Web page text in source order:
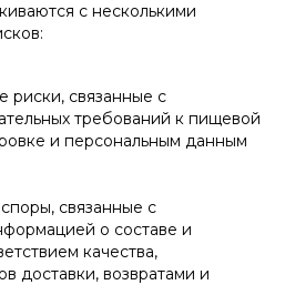
с несколькими
риски, связанные с
требований к пищевой
и персональным данным
связанные с
о составе и
качества,
доставки, возвратами и